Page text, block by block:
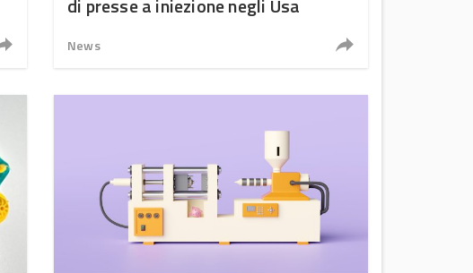
di presse a iniezione negli Usa
News